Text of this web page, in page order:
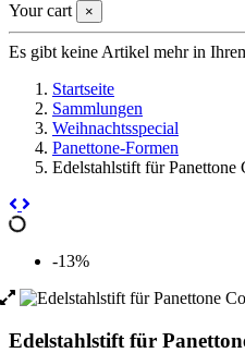
Your cart
×
Es gibt keine Artikel mehr in
Startseite
Sammlungen
Weihnachtsspecial
Panettone-Formen
Edelstahlstift für Panettone
-13%
Edelstahlstift für